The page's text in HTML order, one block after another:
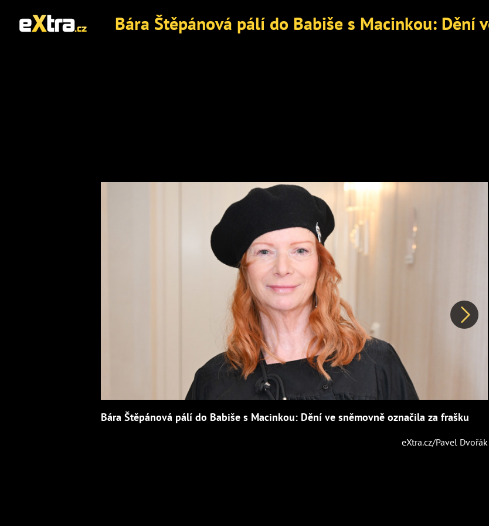
Další
Bára Štěpánová pálí do Babiše s Macinkou: Dění ve sněmovně označila za frašku
eXtra.cz/Pavel Dvořák